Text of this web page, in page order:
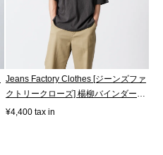
Jeans Factory Clothes [ジーンズファ
クトリークローズ] 楊柳バインダー
ク...
¥4,400 tax in